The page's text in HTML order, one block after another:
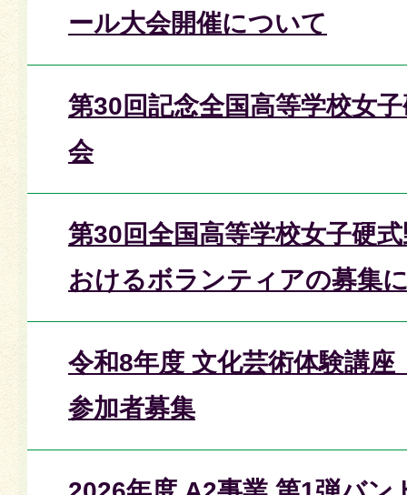
ール大会開催について
第30回記念全国高等学校女
会
第30回全国高等学校女子硬
おけるボランティアの募集
令和8年度 文化芸術体験講
参加者募集